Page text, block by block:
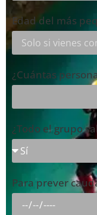
Edad del más
¿Cuántas
¿Todo el grupo
Para prever